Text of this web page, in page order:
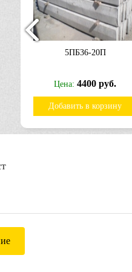
5ПБ36-20П
Цена:4400 руб.
Добавить в корзину